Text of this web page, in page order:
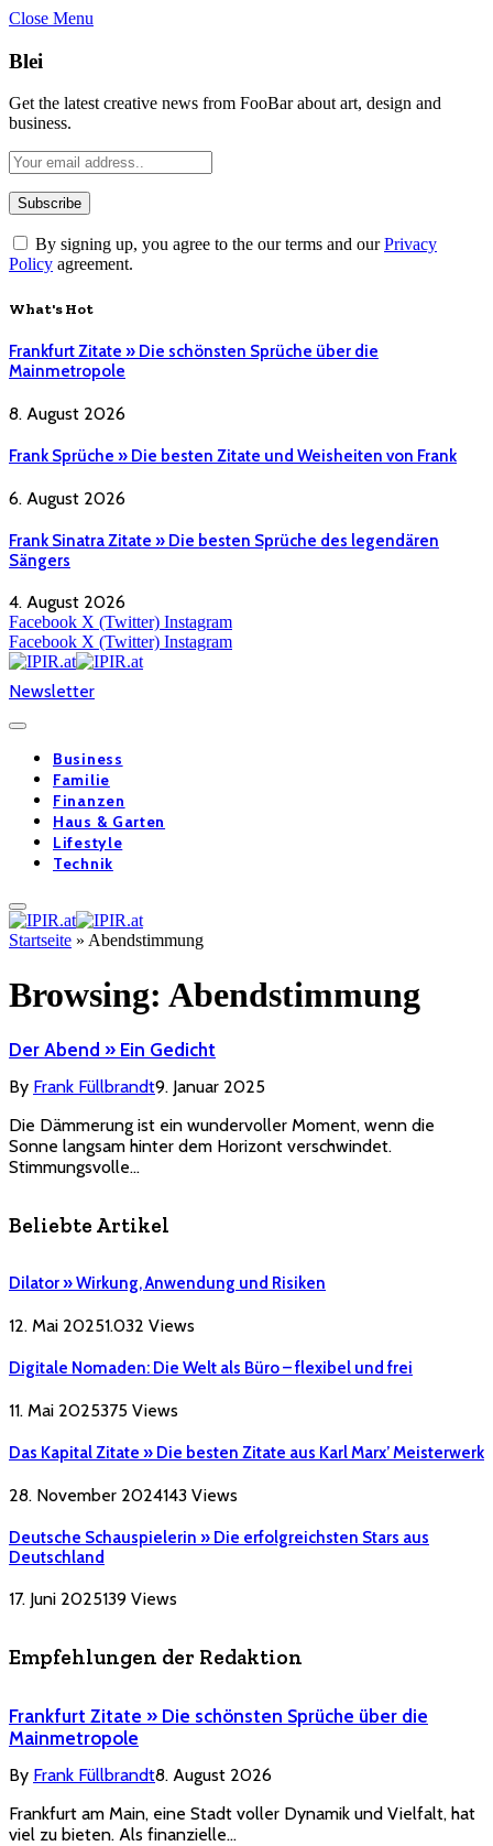
Close Menu
Blei
Get the latest creative news from FooBar about art, design and
business.
By signing up, you agree to the our terms and ourPrivacy
Policy agreement.
What's Hot
Frankfurt Zitate » Die schönsten Sprüche über die
Mainmetropole
8. August 2026
Frank Sprüche » Die besten Zitate und Weisheiten von Frank
6. August 2026
Frank Sinatra Zitate » Die besten Sprüche des legendären
Sängers
4. August 2026
Facebook X (Twitter) Instagram
Facebook X (Twitter) Instagram
Newsletter
Business
Familie
Finanzen
Haus & Garten
Lifestyle
Technik
Startseite » Abendstimmung
Browsing: Abendstimmung
Der Abend » Ein Gedicht
By Frank Füllbrandt9. Januar 2025
Die Dämmerung ist ein wundervoller Moment, wenn die
Sonne langsam hinter dem Horizont verschwindet.
Stimmungsvolle…
Beliebte Artikel
Dilator » Wirkung, Anwendung und Risiken
12. Mai 20251.032 Views
Digitale Nomaden: Die Welt als Büro – flexibel und frei
11. Mai 2025375 Views
Das Kapital Zitate » Die besten Zitate aus Karl Marx’ Meisterwerk
28. November 2024143 Views
Deutsche Schauspielerin » Die erfolgreichsten Stars aus
Deutschland
17. Juni 2025139 Views
Empfehlungen der Redaktion
Frankfurt Zitate » Die schönsten Sprüche über die
Mainmetropole
By Frank Füllbrandt8. August 2026
Frankfurt am Main, eine Stadt voller Dynamik und Vielfalt, hat
viel zu bieten. Als finanzielle…